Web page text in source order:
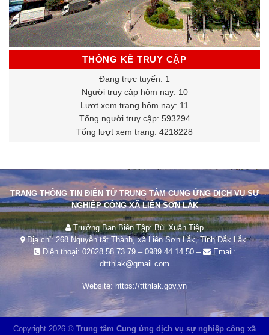
THỐNG KÊ TRUY CẬP
Đang trực tuyến: 1
Người truy cập hôm nay: 10
Lượt xem trang hôm nay: 11
Tổng người truy cập: 593294
Tổng lượt xem trang: 4218228
TRANG THÔNG TIN ĐIỆN TỬ TRUNG TÂM CUNG ỨNG DỊCH VỤ SỰ
NGHIỆP CÔNG XÃ LIÊN SƠN LẮK
Trưởng Ban Biên Tập: Bùi Xuân Tiệp
Địa chỉ: 268 Nguyễn tất Thành, xã Liên Sơn Lắk, Tỉnh Đắk Lắk.
Điện thoại: 02628.58.73.79 – 0989.44.14.50 –
Email:
dttthlak@gmail.com
Website: https://ttthlak.gov.vn
Copyright 2026 © Trung tâm Cung ứng dịch vụ sự nghiệp công xã